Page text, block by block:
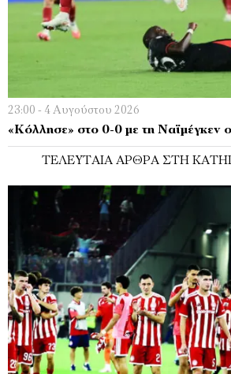
23:00 - 4 Αυγούστου 2026
«Κόλλησε» στο 0-0 με τη Ναϊμέγκεν
ΤΕΛΕΥΤΑΊΑ ΆΡΘΡΑ ΣΤΗ